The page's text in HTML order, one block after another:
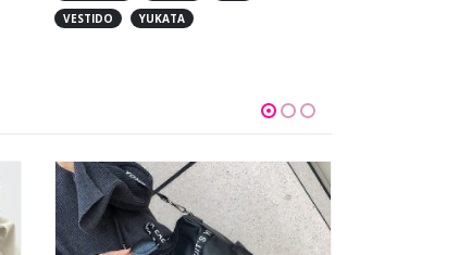
VESTIDO
YUKATA